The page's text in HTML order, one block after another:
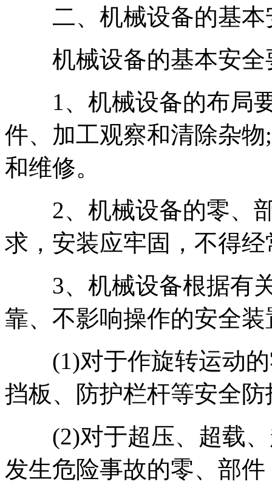
二、机械设备的基本
机械设备的基本安全
1、机械设备的布局要
件、加工观察和清除杂
和维修。
2、机械设备的零、部
求，安装应牢固，不得
3、机械设备根据有关
靠、不影响操作的安全
(1)对于作旋转运动的
挡板、防护栏杆等安全
(2)对于超压、超载、
发生危险事故的零、部